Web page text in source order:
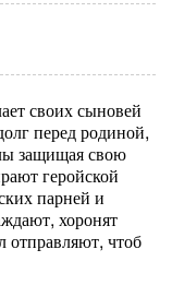
своих сыновей
перед родиной,
защищая свою
геройской
парней и
хоронят
отправляют, чтоб